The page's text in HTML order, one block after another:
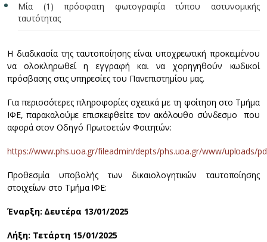
Μία (1) πρόσφατη φωτογραφία τύπου αστυνομικής
ταυτότητας
Η διαδικασία της ταυτοποίησης είναι υποχρεωτική προκειμένου
να ολοκληρωθεί η εγγραφή και να χορηγηθούν κωδικοί
πρόσβασης στις υπηρεσίες του Πανεπιστημίου μας.
Για περισσότερες πληροφορίες σχετικά με τη φοίτηση στο Τμήμα
ΙΦΕ, παρακαλούμε επισκεφθείτε τον ακόλουθο σύνδεσμο που
αφορά στον Οδηγό Πρωτοετών Φοιτητών:
https://www.phs.uoa.gr/fileadmin/depts/phs.uoa.gr/www/uploads/
Προθεσμία υποβολής των δικαιολογητικών ταυτοποίησης
στοιχείων στο Τμήμα ΙΦΕ:
Έναρξη: Δευτέρα 13/01/2025
Λήξη: Τετάρτη 15/01/2025